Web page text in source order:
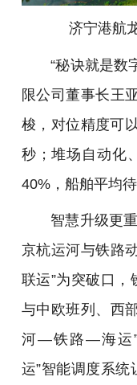
济宁港航
“秘诀就是数字
限公司董事长王
梭，对位精度可
秒；堆场自动化
40%，船舶平均
智慧升级更重
京杭运河与铁路
联运”为突破口，
与中欧班列、西
河—铁路—海运”
运”智能调度系